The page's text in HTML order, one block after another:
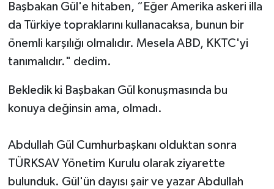
Başbakan Gül'e hitaben, “Eğer Amerika askeri illa
da Türkiye topraklarını kullanacaksa, bunun bir
önemli karşılığı olmalıdır. Mesela ABD, KKTC'yi
tanımalıdır." dedim.
Bekledik ki Başbakan Gül konuşmasında bu
konuya değinsin ama, olmadı.
Abdullah Gül Cumhurbaşkanı olduktan sonra
TÜRKSAV Yönetim Kurulu olarak ziyarette
bulunduk. Gül'ün dayısı şair ve yazar Abdullah